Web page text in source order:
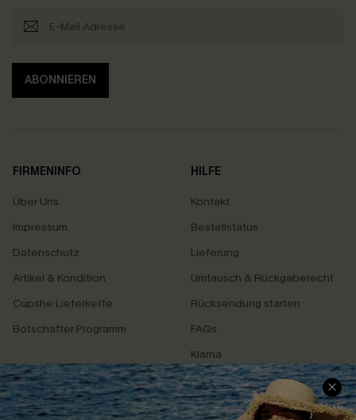
ABONNIEREN
FIRMENINFO
Über Uns
Impressum
Datenschutz
Artikel & Kondition
Cupshe Lieferkette
Botschafter Programm
HILFE
Kontakt
Bestellstatus
Lieferung
Umtausch & Rückgaberecht
Rücksendung starten
FAQs
Klarna
SERVICEZENTRUM
BELIEBTE SUCHEN